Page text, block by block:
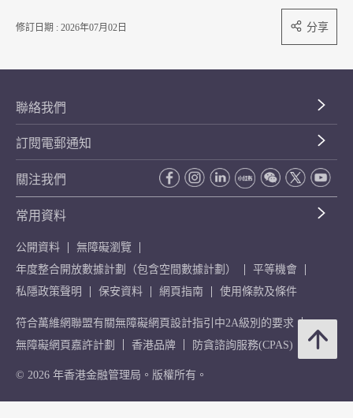
修訂日期 : 2026年07月02日 分享
聯絡我們
訂閱電郵通知
關注我們
常用資料
公開資料
無障礙瀏覽
年度整合開放數據計劃（包含空間數據計劃）
平等機會
私隱政策聲明
保安資料 網頁指南 使用條款及條件
符合萬維網聯盟有關無障礙網頁設計指引中2A級別的要求
無障礙網頁嘉許計劃
香港品牌 防貪諮詢服務(CPAS)
© 2026 年香港金融管理局。版權所有。